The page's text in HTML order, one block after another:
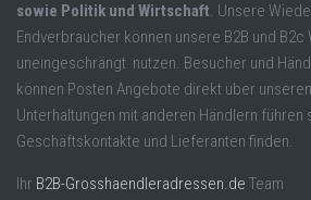
sowie Politik und Wirtschaft. Unsere
Endverbraucher können unsere B2B und
uneingeschrängt nutzen. Besucher und
können Posten Angebote direkt über
Unterhaltungen mit anderen Händlern führen
Geschäftskontakte und Lieferanten finden.
Ihr B2B-Grosshaendleradressen.de Team